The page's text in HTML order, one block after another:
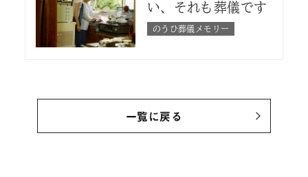
い、それも葬儀です
のうひ葬儀メモリー
一覧に戻る